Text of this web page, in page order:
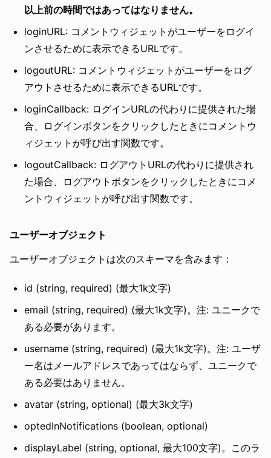
以上前の時間ではあってはなりません。
loginURL: コメントウィジェットがユーザーをログイ
ンさせるために表示できるURLです。
logoutURL: コメントウィジェットがユーザーをログ
アウトさせるために表示できるURLです。
loginCallback: ログインURLの代わりに提供された場
合、ログインボタンをクリックしたときにコメントウ
ィジェットが呼び出す関数です。
logoutCallback: ログアウトURLの代わりに提供され
た場合、ログアウトボタンをクリックしたときにコメ
ントウィジェットが呼び出す関数です。
ユーザーオブジェクト
ユーザーオブジェクトは次のスキーマを含みます：
id (string, required) (最大1k文字)
email (string, required) (最大1k文字)。注: ユニークで
ある必要があります。
username (string, required) (最大1k文字)。注: ユーザ
ー名はメールアドレスであってはならず、ユニークで
ある必要はありません。
avatar (string, optional) (最大3k文字)
optedInNotifications (boolean, optional)
displayLabel (string, optional, 最大100文字)。このラ